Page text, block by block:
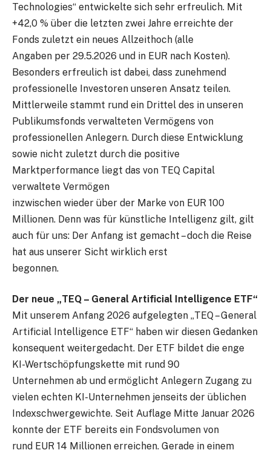
Technologies“ entwickelte sich sehr erfreulich. Mit
+42,0 % über die letzten zwei Jahre erreichte der
Fonds zuletzt ein neues Allzeithoch (alle
Angaben per 29.5.2026 und in EUR nach Kosten).
Besonders erfreulich ist dabei, dass zunehmend
professionelle Investoren unseren Ansatz teilen.
Mittlerweile stammt rund ein Drittel des in unseren
Publikumsfonds verwalteten Vermögens von
professionellen Anlegern. Durch diese Entwicklung
sowie nicht zuletzt durch die positive
Marktperformance liegt das von TEQ Capital
verwaltete Vermögen
inzwischen wieder über der Marke von EUR 100
Millionen. Denn was für künstliche Intelligenz gilt, gilt
auch für uns: Der Anfang ist gemacht – doch die Reise
hat aus unserer Sicht wirklich erst
begonnen.
Der neue „TEQ – General Artificial Intelligence ETF“
Mit unserem Anfang 2026 aufgelegten „TEQ – General
Artificial Intelligence ETF“ haben wir diesen Gedanken
konsequent weitergedacht. Der ETF bildet die enge
KI-Wertschöpfungskette mit rund 90
Unternehmen ab und ermöglicht Anlegern Zugang zu
vielen echten KI-Unternehmen jenseits der üblichen
Indexschwergewichte. Seit Auflage Mitte Januar 2026
konnte der ETF bereits ein Fondsvolumen von
rund EUR 14 Millionen erreichen. Gerade in einem